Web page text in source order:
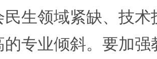
民生领域紧缺、技
的专业倾斜。要加